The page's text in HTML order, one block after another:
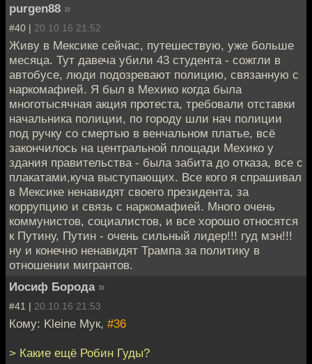
purgen88 »
#40 | 20.10.16 21:52
Живу в Мексике сейчас, путешествую, уже больше
месяца. Тут давеча убили 43 студента - сожгли в
автобусе, люди подозревают полицию, связанную с
наркомафией. Я был в Мехико когда была
многотысячная акция протеста, требовали отставки
начальника полиции, по городу шли нач полиции
под ручку со смертью в венчальном платье, всё
закончилось на центральной площади Мехико у
здания правительства - была забита до отказа, все с
плакатами,куча выступающих. Все кого я спрашивал
в Мексике ненавидят своего президента, за
коррупцию и связь с наркомафией. Много очень
коммунистов, социалистов, и все хорошо относятся
к Путину, Путин - очень сильный лидер!!! гуд мэн!!!
ну и конечно ненавидят Трампа за политику в
отношении мигрантов.
Иосиф Борода »
#41 | 20.10.16 21:53
Кому: Kleine Мук, #36
> Какие ещё Робин Гуды?